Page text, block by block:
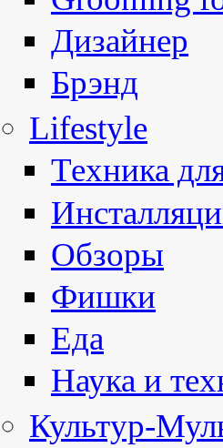
Дизайнер
Брэнд
Lifestyle
Техника
Обзоры
Фишки
Еда
Наука и
Культур-